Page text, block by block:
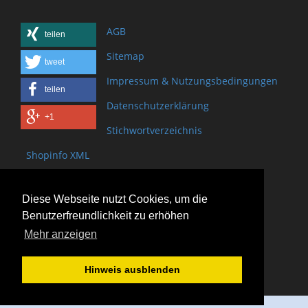
Diese Webseite nutzt Cookies, um die
Benutzerfreundlichkeit zu erhöhen
Mehr anzeigen
Hinweis ausblenden
teilen
tweet
teilen
+1
AGB
Sitemap
Impressum & Nutzungsbedingungen
Datenschutzerklärung
Stichwortverzeichnis
Shopinfo XML
Bischof-Brand Straße 2
61440 Oberursel
(+49) 6171 - 98 11 80
(+49) 6171 - 98 28 10
service@onsite.org